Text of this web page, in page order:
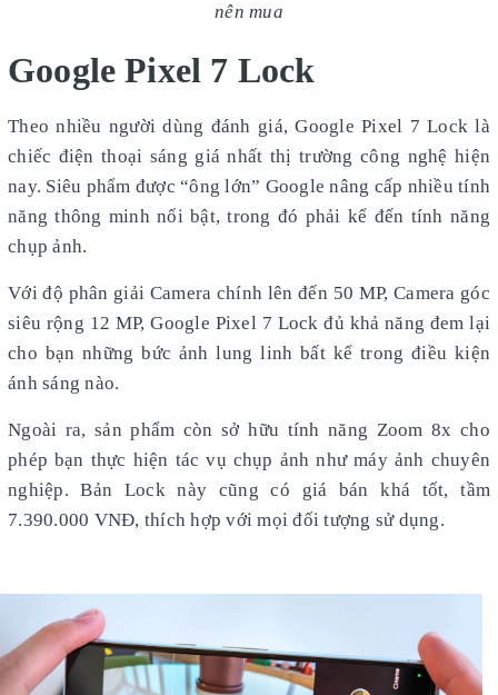
nên mua
Google Pixel 7 Lock
Theo nhiều người dùng đánh giá, Google Pixel 7 Lock là
chiếc điện thoại sáng giá nhất thị trường công nghệ hiện
nay. Siêu phẩm được “ông lớn” Google nâng cấp nhiều tính
năng thông minh nổi bật, trong đó phải kể đến tính năng
chụp ảnh.
Với độ phân giải Camera chính lên đến 50 MP, Camera góc
siêu rộng 12 MP, Google Pixel 7 Lock đủ khả năng đem lại
cho bạn những bức ảnh lung linh bất kể trong điều kiện
ánh sáng nào.
Ngoài ra, sản phẩm còn sở hữu tính năng Zoom 8x cho
phép bạn thực hiện tác vụ chụp ảnh như máy ảnh chuyên
nghiệp. Bản Lock này cũng có giá bán khá tốt, tầm
7.390.000 VNĐ, thích hợp với mọi đối tượng sử dụng.